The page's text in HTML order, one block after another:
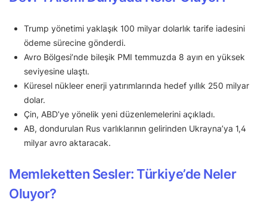
Trump yönetimi yaklaşık 100 milyar dolarlık tarife iadesini
ödeme sürecine gönderdi.
Avro Bölgesi’nde bileşik PMI temmuzda 8 ayın en yüksek
seviyesine ulaştı.
Küresel nükleer enerji yatırımlarında hedef yıllık 250 milyar
dolar.
Çin, ABD’ye yönelik yeni düzenlemelerini açıkladı.
AB, dondurulan Rus varlıklarının gelirinden Ukrayna’ya 1,4
milyar avro aktaracak.
Memleketten Sesler: Türkiye’de Neler
Oluyor?